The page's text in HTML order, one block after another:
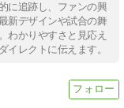
に追跡し、ファンの興
新デザインや試合の舞
わかりやすさと見応え
イレクトに伝えます。